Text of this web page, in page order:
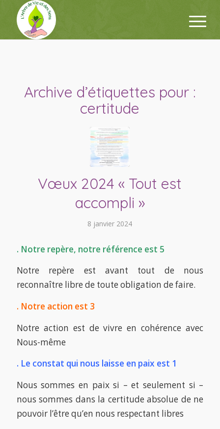
Archive d’étiquettes pour :
certitude
Vœux 2024 « Tout est
accompli »
8 janvier 2024
. Notre repère, notre référence est 5
Notre repère est avant tout de nous
reconnaître libre de toute obligation de faire.
. Notre action est 3
Notre action est de vivre en cohérence avec
Nous-même
. Le constat qui nous laisse en paix est 1
Nous sommes en paix si – et seulement si –
nous sommes dans la certitude absolue de ne
pouvoir l’être qu’en nous respectant libres